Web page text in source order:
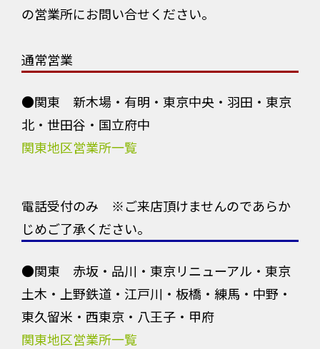
の営業所にお問い合せください。
通常営業
●関東 新木場・有明・東京中央・羽田・東京
北・世田谷・国立府中
関東地区営業所一覧
電話受付のみ ※ご来店頂けませんのであらか
じめご了承ください。
●関東 赤坂・品川・東京リニューアル・東京
土木・上野鉄道・江戸川・板橋・練馬・中野・
東久留米・西東京・八王子・甲府
関東地区営業所一覧